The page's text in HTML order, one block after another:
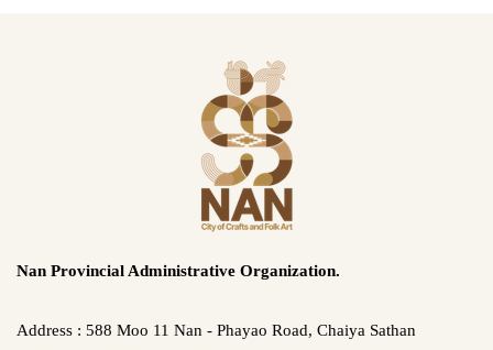
Nan Provincial Administrative Organization.
Address : 588 Moo 11 Nan - Phayao Road, Chaiya Sathan